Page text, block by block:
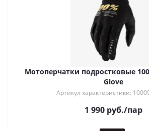
Мотоперчатки подростковые
Glove
Артикул характеристики:
1 990руб./пар